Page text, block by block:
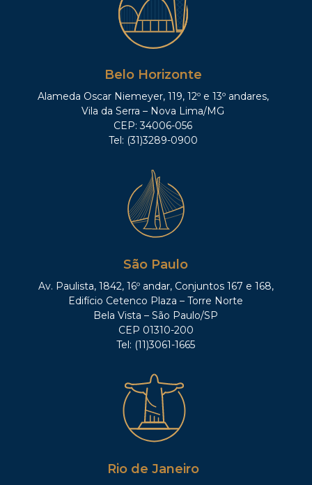
Belo Horizonte
Alameda Oscar Niemeyer, 119, 12º e 13º andares,
Vila da Serra – Nova Lima/MG
CEP: 34006-056
Tel: (31)3289-0900
São Paulo
Av. Paulista, 1842, 16º andar, Conjuntos 167 e 168,
Edifício Cetenco Plaza – Torre Norte
Bela Vista – São Paulo/SP
CEP 01310-200
Tel: (11)3061-1665
Rio de Janeiro